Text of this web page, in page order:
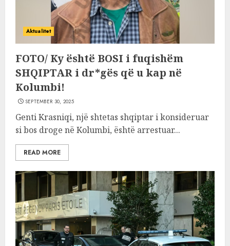
Aktualitet
FOTO/ Ky është BOSI i fuqishëm
SHQIPTAR i dr*gës që u kap në
Kolumbi!
SEPTEMBER 30, 2025
Genti Krasniqi, një shtetas shqiptar i konsideruar
si bos droge në Kolumbi, është arrestuar...
READ MORE